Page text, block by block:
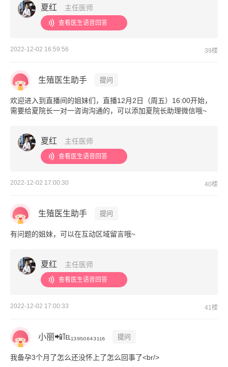
夏红 主任医师
查看医生语音回答
2022-12-02 16:59:56 39楼
生殖医生助手 提问
欢迎进入到直播间的姐妹们，直播12月2日（周五）16:00开始，
需要给夏院长一对一咨询沟通的，可以添加夏院长助理微信哦~
夏红 主任医师
查看医生语音回答
2022-12-02 17:00:30 40楼
生殖医生助手 提问
有问题的姐妹，可以在互动区域留言哦~
夏红 主任医师
查看医生语音回答
2022-12-02 17:00:33 41楼
小丽📲℡₁₃₉₅₀₆₄₃₁₁₆ 提问
我备孕3个月了怎么还没怀上了怎么回事了<br/>